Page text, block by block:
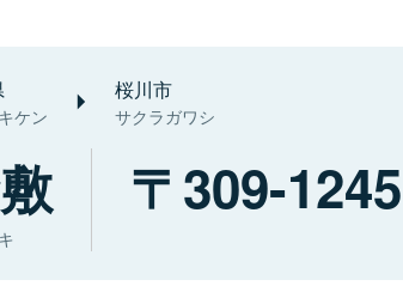
ケン
桜川市
サクラガワシ
309-1245